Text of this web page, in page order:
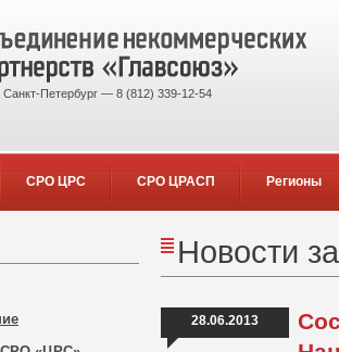
Петербург — 8 (812) 339-12-54
СРО ЦРС СРО ЦРАСП Регионы
Новости
28.06.2013